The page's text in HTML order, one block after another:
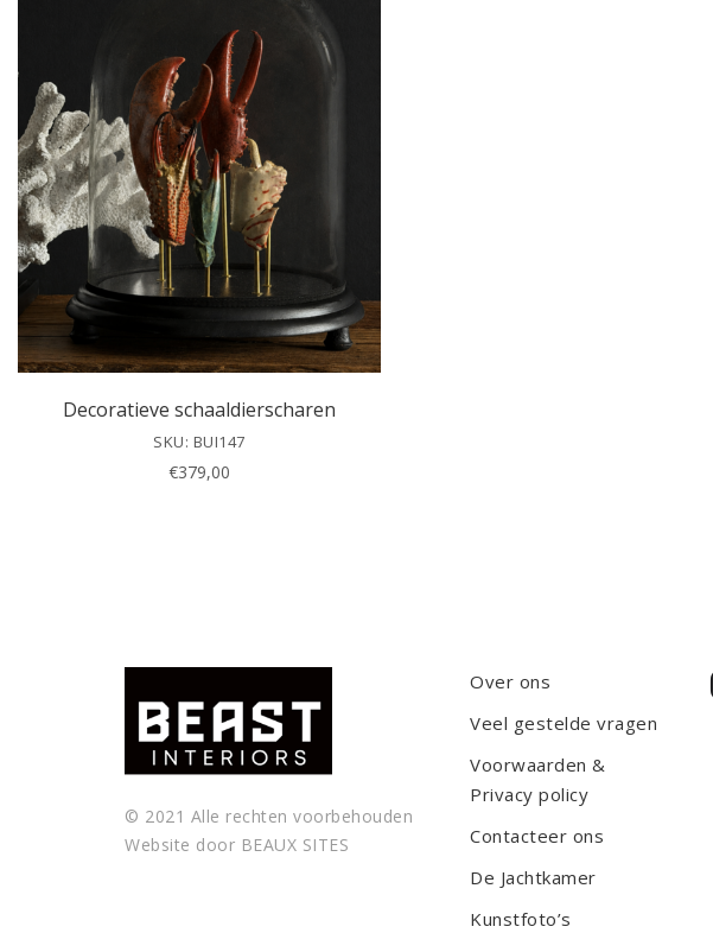
Decoratieve schaaldierscharen
SKU: BUI147
€379,00
© 2021 Alle rechten voorbehouden
Website door BEAUX SITES
Over ons
Veel gestelde vragen
Voorwaarden &
Privacy policy
Contacteer ons
De Jachtkamer
Kunstfoto’s